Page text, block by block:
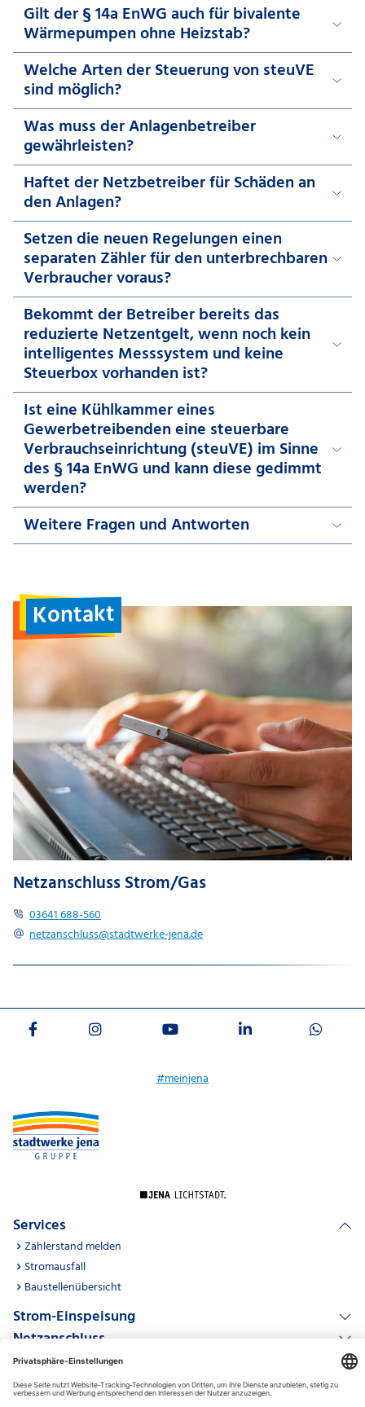
Gilt der § 14a EnWG auch für bivalente
Wärmepumpen ohne Heizstab?
Welche Arten der Steuerung von steuVE
sind möglich?
Was muss der Anlagenbetreiber
gewährleisten?
Haftet der Netzbetreiber für Schäden an
den Anlagen?
Setzen die neuen Regelungen einen
separaten Zähler für den unterbrechbaren
Verbraucher voraus?
Bekommt der Betreiber bereits das
reduzierte Netzentgelt, wenn noch kein
intelligentes Messsystem und keine
Steuerbox vorhanden ist?
Ist eine Kühlkammer eines
Gewerbetreibenden eine steuerbare
Verbrauchseinrichtung (steuVE) im Sinne
des § 14a EnWG und kann diese gedimmt
werden?
Weitere Fragen und Antworten
Kontakt
Netzanschluss Strom/Gas
03641 688-560
netzanschluss@stadtwerke-jena.de
#meinjena
Services
Zählerstand melden
Stromausfall
Baustellenübersicht
Strom-Einspeisung
Netzanschluss
Partner
24-Stunden-Störungsdienst